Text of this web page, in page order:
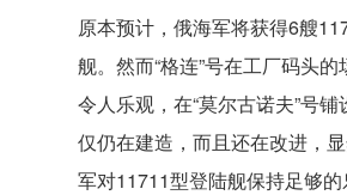
原本预计，俄海军将获得6艘
舰。然而“格连”号在工厂码头
令人乐观，在“莫尔古诺夫”号
仅仍在建造，而且还在改进，
军对11711型登陆舰保持足够